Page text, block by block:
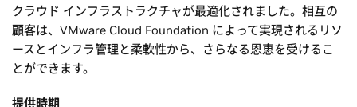
クラウド インフラストラクチャが最適化されました。相互の
顧客は、VMware Cloud Foundation によって実現されるリソ
ースとインフラ管理と柔軟性から、さらなる恩恵を受けるこ
とができます。
提供時期